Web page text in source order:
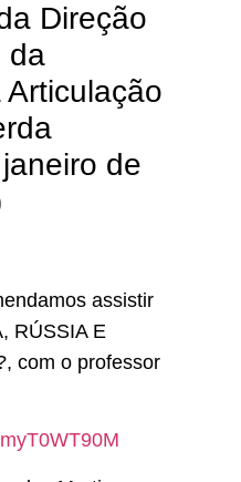
Direção
da
de
assistir
RÚSSIA E
com o professor